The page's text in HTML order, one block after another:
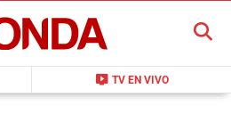
live_tv TV EN VIVO
BUSCAR